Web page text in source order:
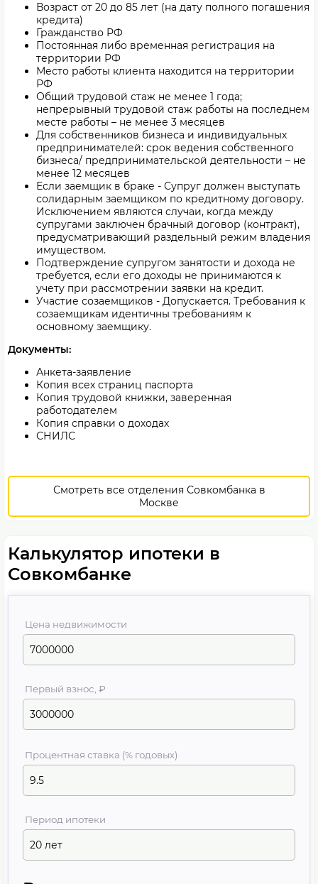
Возраст от 20 до 85 лет (на дату полного погашения
кредита)
Гражданство РФ
Постоянная либо временная регистрация на
территории РФ
Место работы клиента находится на территории
РФ
Общий трудовой стаж не менее 1 года;
непрерывный трудовой стаж работы на последнем
месте работы – не менее 3 месяцев
Для собственников бизнеса и индивидуальных
предпринимателей: срок ведения собственного
бизнеса/ предпринимательской деятельности – не
менее 12 месяцев
Если заемщик в браке - Супруг должен выступать
солидарным заемщиком по кредитному договору.
Исключением являются случаи, когда между
супругами заключен брачный договор (контракт),
предусматривающий раздельный режим владения
имуществом.
Подтверждение супругом занятости и дохода не
требуется, если его доходы не принимаются к
учету при рассмотрении заявки на кредит.
Участие созаемщиков - Допускается. Требования к
созаемщикам идентичны требованиям к
основному заемщику.
Документы:
Анкета-заявление
Копия всех страниц паспорта
Копия трудовой книжки, заверенная
работодателем
Копия справки о доходах
СНИЛС
Смотреть все отделения Совкомбанка в
Москве
Калькулятор ипотеки в
Совкомбанке
Цена недвижимости
Первый взнос, ₽
Процентная ставка (% годовых)
Период ипотеки
20 лет